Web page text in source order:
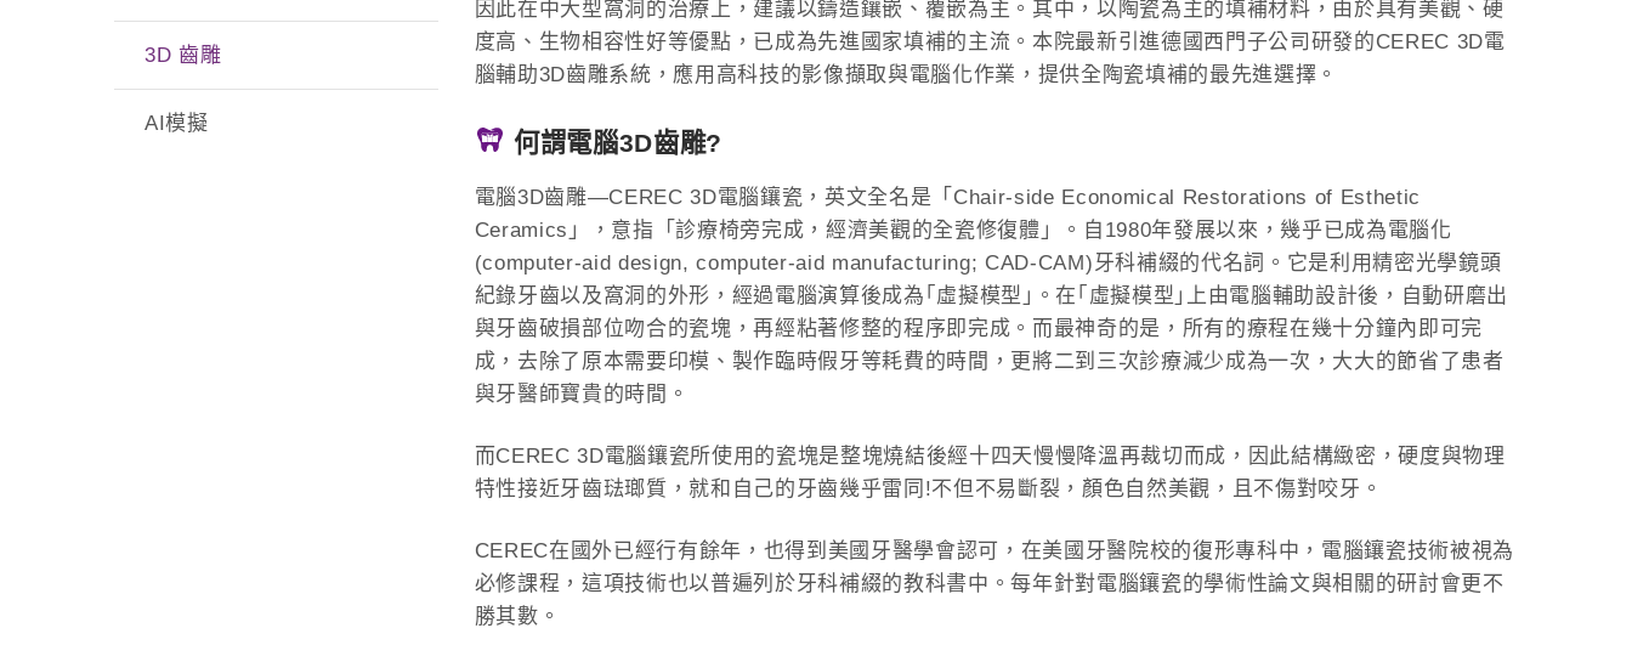
3D 齒雕
AI模擬
因此在中大型窩洞的治療上，建議以鑄造鑲嵌、覆嵌為主。其中，以陶瓷為主的填補材料，由於具有美觀、硬
度高、生物相容性好等優點，已成為先進國家填補的主流。本院最新引進德國西門子公司研發的CEREC 3D電
腦輔助3D齒雕系統，應用高科技的影像擷取與電腦化作業，提供全陶瓷填補的最先進選擇。
何謂電腦3D齒雕?
電腦3D齒雕—CEREC 3D電腦鑲瓷，英文全名是「Chair-side Economical Restorations of Esthetic
Ceramics」，意指「診療椅旁完成，經濟美觀的全瓷修復體」。自1980年發展以來，幾乎已成為電腦化
(computer-aid design, computer-aid manufacturing; CAD-CAM)牙科補綴的代名詞。它是利用精密光學鏡頭
紀錄牙齒以及窩洞的外形，經過電腦演算後成為｢虛擬模型｣。在｢虛擬模型｣上由電腦輔助設計後，自動研磨出
與牙齒破損部位吻合的瓷塊，再經粘著修整的程序即完成。而最神奇的是，所有的療程在幾十分鐘內即可完
成，去除了原本需要印模、製作臨時假牙等耗費的時間，更將二到三次診療減少成為一次，大大的節省了患者
與牙醫師寶貴的時間。
而CEREC 3D電腦鑲瓷所使用的瓷塊是整塊燒結後經十四天慢慢降溫再裁切而成，因此結構緻密，硬度與物理
特性接近牙齒琺瑯質，就和自己的牙齒幾乎雷同!不但不易斷裂，顏色自然美觀，且不傷對咬牙。
CEREC在國外已經行有餘年，也得到美國牙醫學會認可，在美國牙醫院校的復形專科中，電腦鑲瓷技術被視為
必修課程，這項技術也以普遍列於牙科補綴的教科書中。每年針對電腦鑲瓷的學術性論文與相關的研討會更不
勝其數。